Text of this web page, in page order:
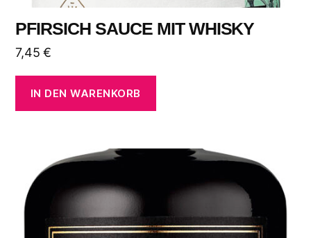
PFIRSICH SAUCE MIT WHISKY
7,45€
IN DEN WARENKORB